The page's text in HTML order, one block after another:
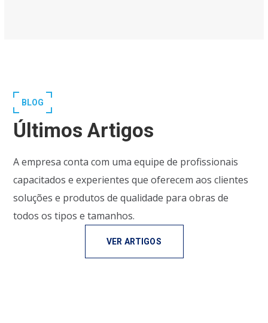
BLOG
Últimos Artigos
A empresa conta com uma equipe de profissionais
capacitados e experientes que oferecem aos clientes
soluções e produtos de qualidade para obras de
todos os tipos e tamanhos.
VER ARTIGOS